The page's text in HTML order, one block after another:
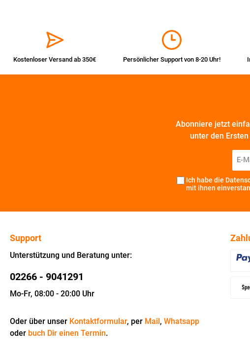
Kostenloser Versand ab 350€ Persönlicher Support von 8-20 Uhr!
Abonniere jetzt
unter den
Ich habe die
mit ihnen
Support
Unterstützung und Beratung unter:
02266 - 9041291
Mo-Fr, 08:00 - 20:00 Uhr
Oder über unser Kontaktformular, per Mail, Whatsapp
oder buch Dir einen Termin.